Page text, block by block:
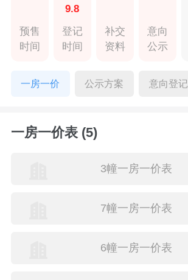
预售
时间
9.8
登记
时间
补交
资料
意向
公示
一房一价 公示方案 意向登记
一房一价表 (5)
3幢一房一价表
7幢一房一价表
6幢一房一价表